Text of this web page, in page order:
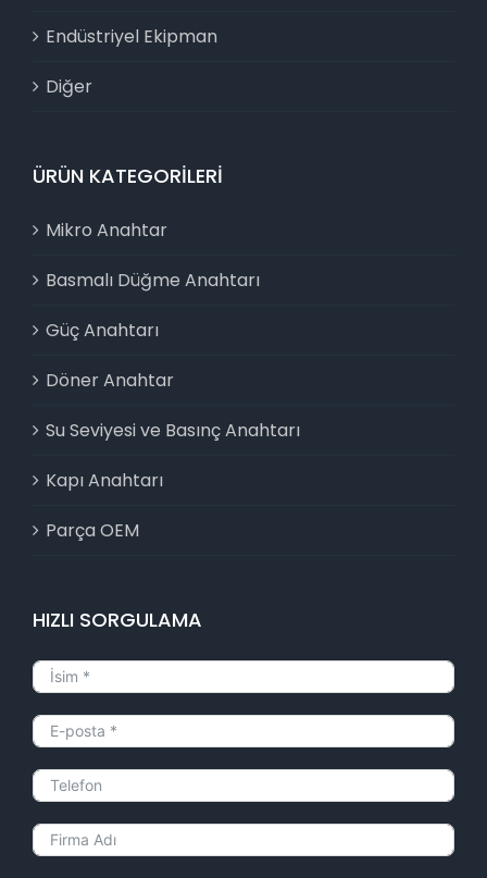
Endüstriyel Ekipman
Diğer
ÜRÜN KATEGORILERI
Mikro Anahtar
Basmalı Düğme Anahtarı
Güç Anahtarı
Döner Anahtar
Su Seviyesi ve Basınç Anahtarı
Kapı Anahtarı
Parça OEM
HIZLI SORGULAMA